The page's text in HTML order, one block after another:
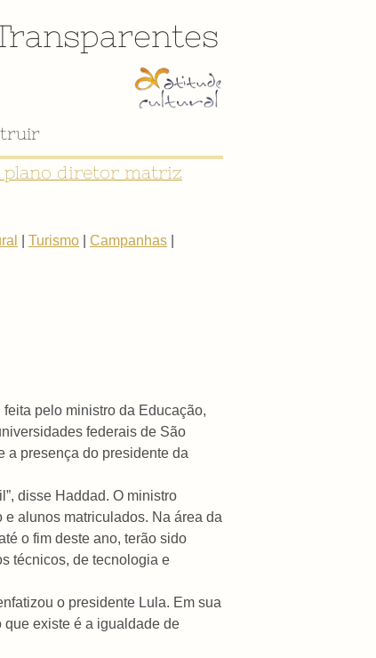
diretor matriz
Turismo Campanhas
pelo ministro da Educação,
federais de São
a presença do presidente da
disse Haddad. O ministro
alunos matriculados. Na área da
o fim deste ano, terão sido
técnicos, de tecnologia e
o presidente Lula. Em sua
que existe é a igualdade de